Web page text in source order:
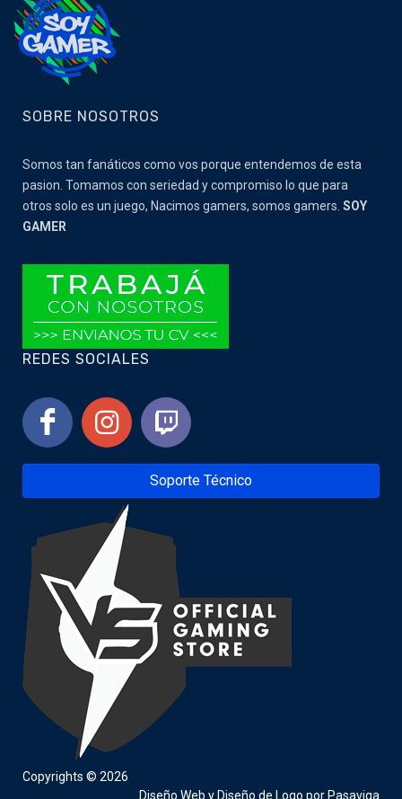
SOBRE NOSOTROS
Somos tan fanáticos como vos porque entendemos de esta
pasion. Tomamos con seriedad y compromiso lo que para
otros solo es un juego, Nacimos gamers, somos gamers. SOY
GAMER
REDES SOCIALES
Soporte Técnico
Copyrights © 2026
Diseño Web y Diseño de Logo por Pasaviga